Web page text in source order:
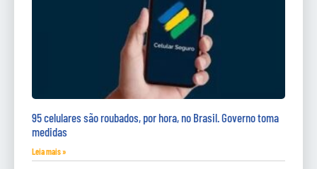
95 celulares são roubados, por hora, no Brasil. Governo toma
medidas
Leia mais »